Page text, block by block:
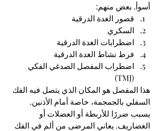
أسوأ. بعض منهم:
قصور الغدة الدرقية
السكري
اضطرابات الغدة الدرقية
فرط نشاط الغدة الدرقية
اضطراب المفصل الصدغي الفكي
(TMJ)
هذا المفصل هو المكان الذي يتصل فيه الفك
السفلي بالجمجمة، خاصة أمام الأذنين.
يسبب ضررًا للأربطة أو العضلات أو
الغضاريف. يعاني المرضى من ألم في الفك